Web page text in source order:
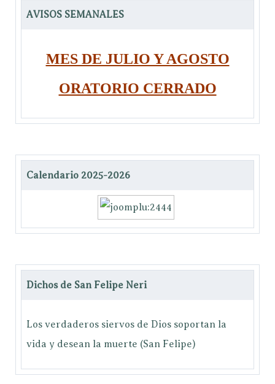
AVISOS SEMANALES
MES DE JULIO Y AGOSTO
ORATORIO CERRADO
Calendario 2025-2026
Dichos de San Felipe Neri
Los verdaderos siervos de Dios soportan la
vida y desean la muerte (San Felipe)